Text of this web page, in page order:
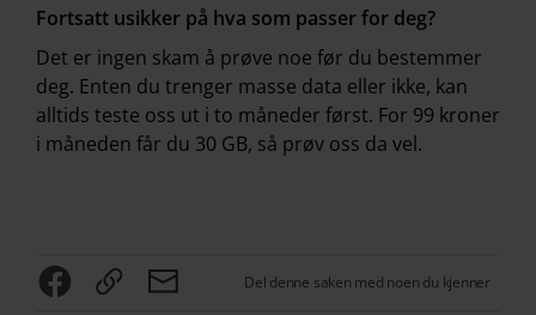
Fortsatt usikker på hva som passer for deg?
Det er ingen skam å prøve noe før du bestemmer
deg. Enten du trenger masse data eller ikke, kan
alltids teste oss ut i to måneder først. For 99 kroner
i måneden får du 30 GB, så prøv oss da vel.
Del denne saken med noen du kjenner